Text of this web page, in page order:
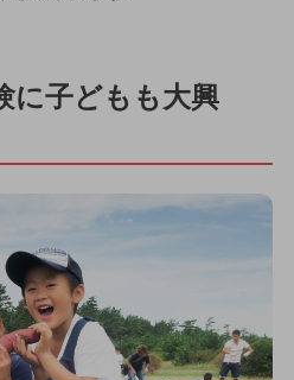
に子どもも大興